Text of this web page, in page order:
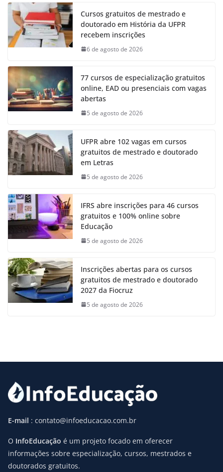
Cursos gratuitos de mestrado e
doutorado em História da UFPR
recebem inscrições
6 de agosto de 2026
77 cursos de especialização gratuitos
online, EAD ou presenciais com vagas
abertas
5 de agosto de 2026
UFPR abre 102 vagas em cursos
gratuitos de mestrado e doutorado
em Letras
5 de agosto de 2026
IFRS abre inscrições para 46 cursos
gratuitos e 100% online sobre
Educação
5 de agosto de 2026
Inscrições abertas para os cursos
gratuitos de mestrado e doutorado
2027 da Fiocruz
5 de agosto de 2026
E-mail : contato@infoeducacao.com.br
O InfoEducação é um projeto focado em oferecer
informações sobre especialização, cursos, mestrados e
doutorados gratuitos.